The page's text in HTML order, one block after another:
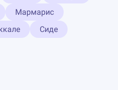
Мармарис
Сиде